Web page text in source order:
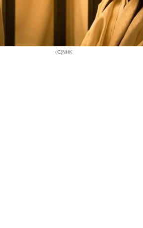
（C)NHK